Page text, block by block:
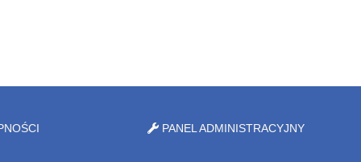
PANEL ADMINISTRACYJNY